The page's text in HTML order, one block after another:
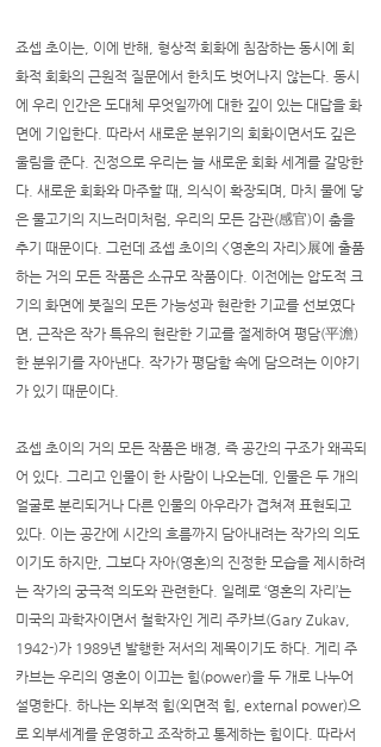
죠셉 초이는, 이에 반해, 형상적 회화에 침잠하는 동시에 회
화적 회화의 근원적 질문에서 한치도 벗어나지 않는다. 동시
에 우리 인간은 도대체 무엇일까에 대한 깊이 있는 대답을 화
면에 기입한다. 따라서 새로운 분위기의 회화이면서도 깊은
울림을 준다. 진정으로 우리는 늘 새로운 회화 세계를 갈망한
다. 새로운 회화와 마주할 때, 의식이 확장되며, 마치 물에 닿
은 물고기의 지느러미처럼, 우리의 모든 감관(感官)이 춤을
추기 때문이다. 그런데 죠셉 초이의 <영혼의 자리>展에 출품
하는 거의 모든 작품은 소규모 작품이다. 이전에는 압도적 크
기의 화면에 붓질의 모든 가능성과 현란한 기교를 선보였다
면, 근작은 작가 특유의 현란한 기교를 절제하여 평담(平澹)
한 분위기를 자아낸다. 작가가 평담함 속에 담으려는 이야기
가 있기 때문이다.
죠셉 초이의 거의 모든 작품은 배경, 즉 공간의 구조가 왜곡되
어 있다. 그리고 인물이 한 사람이 나오는데, 인물은 두 개의
얼굴로 분리되거나 다른 인물의 아우라가 겹쳐져 표현되고
있다. 이는 공간에 시간의 흐름까지 담아내려는 작가의 의도
이기도 하지만, 그보다 자아(영혼)의 진정한 모습을 제시하려
는 작가의 궁극적 의도와 관련한다. 일례로 ‘영혼의 자리’는
미국의 과학자이면서 철학자인 게리 주카브(Gary Zukav,
1942-)가 1989년 발행한 저서의 제목이기도 하다. 게리 주
카브는 우리의 영혼이 이끄는 힘(power)을 두 개로 나누어
설명한다. 하나는 외부적 힘(외면적 힘, external power)으
로 외부세계를 운영하고 조작하고 통제하는 힘이다. 따라서